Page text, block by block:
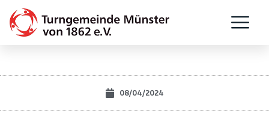
08/04/2024